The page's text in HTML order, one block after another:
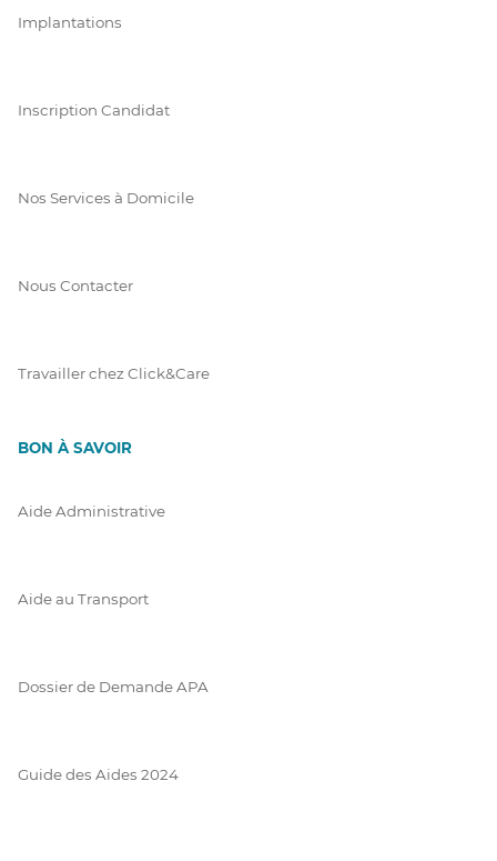
Implantations
Inscription Candidat
Nos Services à Domicile
Nous Contacter
Travailler chez Click&Care
BON À SAVOIR
Aide Administrative
Aide au Transport
Dossier de Demande APA
Guide des Aides 2024